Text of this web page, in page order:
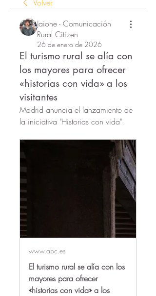
Volver
Jaione - Comunicación
Rural Citizen
26 de enero de 2026
El turismo rural se alía con
los mayores para ofrecer
«historias con vida» a los
visitantes
Madrid anuncia el lanzamiento de
la iniciativa "Historias con vida".
www.abc.es
El turismo rural se alía con los
mayores para ofrecer
«historias con vida» a los